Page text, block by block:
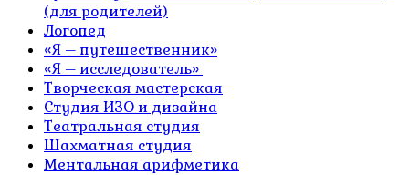
(для родителей)
Логопед
«Я – путешественник»
«Я – исследователь»
Творческая мастерская
Студия ИЗО и дизайна
Театральная студия
Шахматная студия
Ментальная арифметика